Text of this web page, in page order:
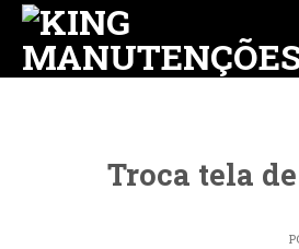
Troca tela